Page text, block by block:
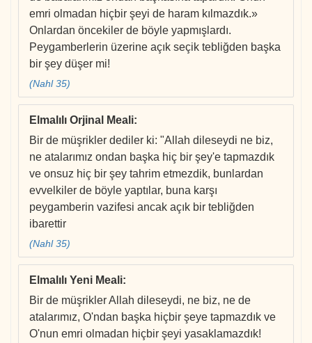
emri olmadan hiçbir şeyi de haram kılmazdık.»
Onlardan öncekiler de böyle yapmışlardı.
Peygamberlerin üzerine açık seçik tebliğden başka
bir şey düşer mi!
(Nahl 35)
Elmalılı Orjinal Meali:
Bir de müşrikler dediler ki: "Allah dileseydi ne biz,
ne atalarımız ondan başka hiç bir şey'e tapmazdık
ve onsuz hiç bir şey tahrim etmezdik, bunlardan
evvelkiler de böyle yaptılar, buna karşı
peygamberin vazifesi ancak açık bir tebliğden
ibarettir
(Nahl 35)
Elmalılı Yeni Meali:
Bir de müşrikler Allah dileseydi, ne biz, ne de
atalarımız, O'ndan başka hiçbir şeye tapmazdık ve
O'nun emri olmadan hiçbir şeyi yasaklamazdık!